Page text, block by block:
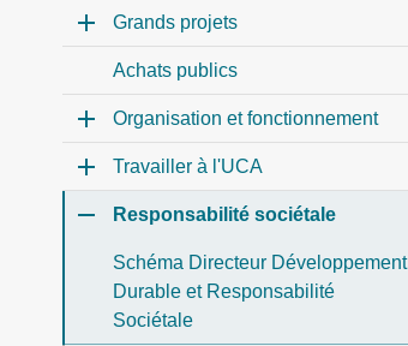
Grands projets
Achats publics
Organisation et fonctionnement
Travailler à l'UCA
Responsabilité sociétale
Schéma Directeur Développement
Durable et Responsabilité
Sociétale